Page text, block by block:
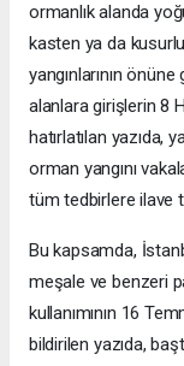
ormanlık alanda
kasten ya da
yangınlarının
alanlara girişlerin 8
hatırlatılan
orman yangını
tüm tedbirlere ilave
Bu kapsamda,
meşale ve benzeri
kullanımının 16
bildirilen yazıda,